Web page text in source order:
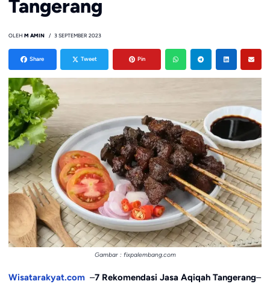
Tangerang
OLEH M AMIN 3 SEPTEMBER 2023
Share Tweet Pin
Gambar : fixpalembang.com
Wisatarakyat.com –7 Rekomendasi Jasa Aqiqah Tangerang–